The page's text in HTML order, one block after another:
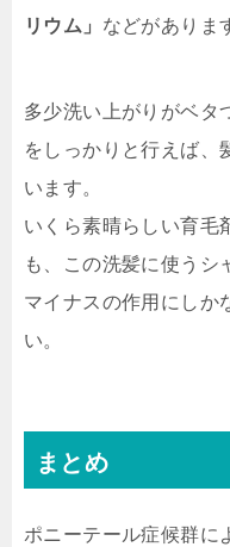
リウム」 などがありま
多少洗い上がりがベタ
をしっかりと行えば、
います。
いくら素晴らしい育毛
も、この洗髪に使うシ
マイナスの作用にしか
い。
まとめ
ポニーテール症候群に